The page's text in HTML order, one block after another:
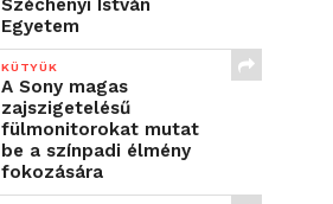
Széchenyi István
Egyetem
KÜTYÜK
A Sony magas
zajszigetelésű
fülmonitorokat mutat
be a színpadi élmény
fokozására